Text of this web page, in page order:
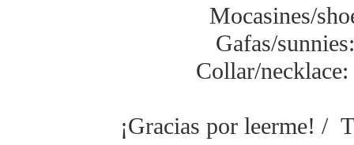
Mocasines/
Gafas/
Collar/necklace:
¡Gracias por leerme! /